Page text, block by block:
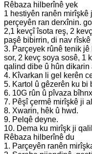
Rêbaza hilberînê yek
1 hestiyên ranên
perçeyên ran derxînin.
2,1 kevçî îsota reş, 2
paşê bibirrin, di nav
3. Parçeyek rûnê tenik
sor, 2 kevç soya sosê, 1
qalind dibe û hûn dikarin
4. Kîvarkan li gel kerên
5. Kartol û gêzerên ku bi
6. 10G rûn û pîvaza
7. Pêşî çermê mirîşkê ji
8. Xwarin, hêk û hwd.
9. Pelqê deyne.
10. Dema ku mirîşk ji
Rêbaza hilberînê du
1. Parçeyên ranên